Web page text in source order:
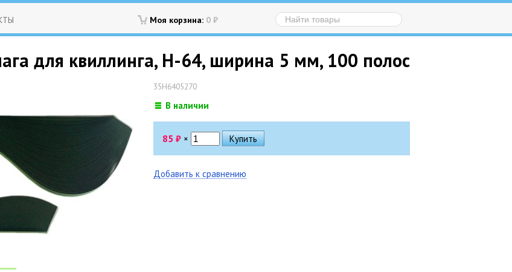
Моя корзина: 0 ₽
для квиллинга, H-64, ширина 5 мм, 100 полос
35H6405270
В наличии
85 ₽ ×
Добавить к сравнению